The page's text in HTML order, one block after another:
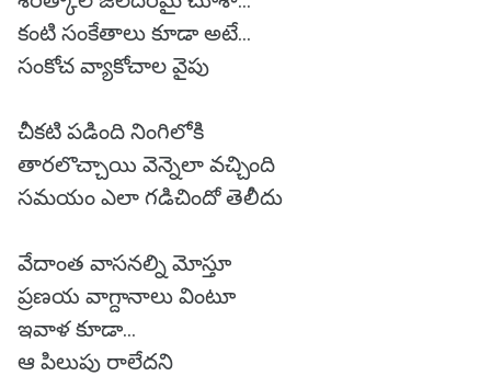
కంటి సంకేతాలు కూడా అటే...
సంకోచ వ్యాకోచాల వైపు
చీకటి పడింది నింగిలోకి
తారలొచ్చాయి వెన్నెలా వచ్చింది
సమయం ఎలా గడిచిందో తెలీదు
వేదాంత వాసనల్ని మోస్తూ
ప్రణయ వాగ్దానాలు వింటూ
ఇవాళ కూడా...
ఆ పిలుపు రాలేదని